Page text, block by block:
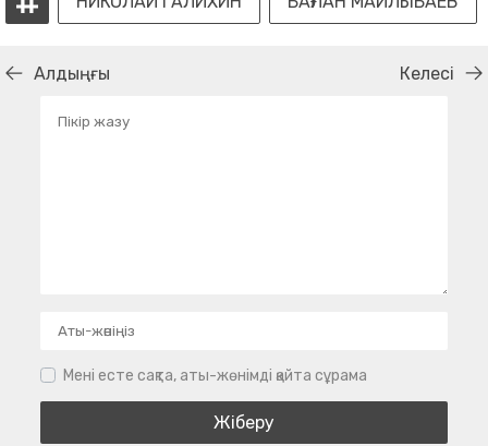
Алдыңғы Келесі
Мені есте сақта, аты-жөнімді қайта сұрама